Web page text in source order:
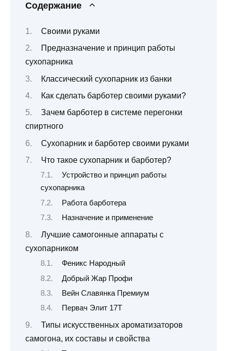
Содержание
Своими руками
Предназначение и принцип работы
сухопарника
Классический сухопарник из банки
Как сделать барботер своими руками?
Зачем барботер в системе перегонки
спиртного
Сухопарник и барботер своими руками
Что такое сухопарник и барботер?
Устройство и принцип работы
сухопарника
Работа барботера
Назначение и применение
Лучшие самогонные аппараты с
сухопарником
Феникс Народный
Добрый Жар Профи
Вейн Славянка Премиум
Первач Элит 17Т
Типы искусственных ароматизаторов
самогона, их составы и свойства